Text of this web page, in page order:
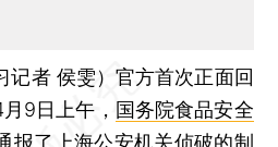
记者 侯雯）官方首次正面回
9日上午， 国务院食品安全
报了上海公安机关侦破的制